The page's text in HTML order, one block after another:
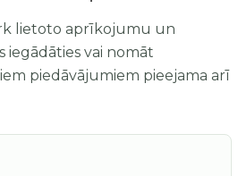
lietoto aprīkojumu un
iegādāties vai nomāt
piedāvājumiem pieejama arī